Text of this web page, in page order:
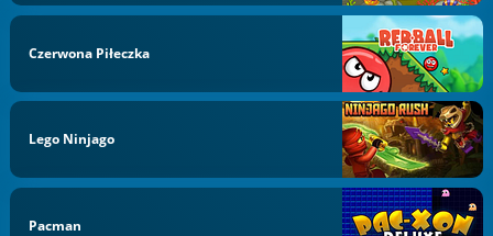
Czerwona Piłeczka
Lego Ninjago
Pacman